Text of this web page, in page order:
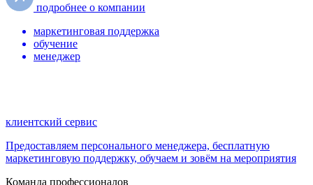
подробнее о компании
маркетинговая поддержка
обучение
менеджер
клиентский сервис
Предоставляем персонального менеджера, бесплатную
маркетинговую поддержку, обучаем и зовём на мероприятия
Команда профессионалов